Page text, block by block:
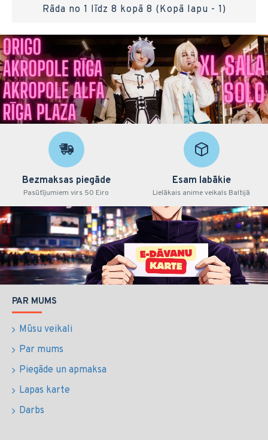
Rāda no 1 līdz 8 kopā 8 (Kopā lapu - 1)
Bezmaksas piegāde
Pasūtījumiem virs 50 Eiro
Esam labākie
Lielākais anime veikals Baltijā
PAR MUMS
Mūsu veikali
Par mums
Piegāde un apmaksa
Lapas karte
Darbs